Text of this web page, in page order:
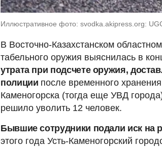
Иллюстративное фото: svodka.akipress.org:
В Восточно-Казахстанском
табельного оружия выяснилась в
утрата при подсчете оружия,
полиции после временного
Каменогорска (тогда еще УВД
решило уволить 12 человек.
Бывшие сотрудники подали иск на
этого года Усть-Каменогорский